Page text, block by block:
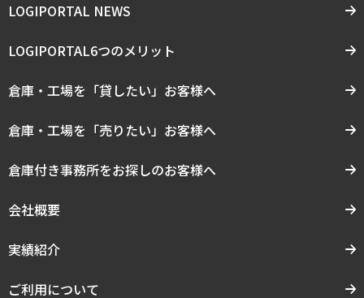
LOGIPORTAL NEWS
LOGIPORTAL6つのメリット
倉庫・工場を「貸したい」お客様へ
倉庫・工場を「売りたい」お客様へ
倉庫付き事務所をお探しのお客様へ
会社概要
実績紹介
ご利用について